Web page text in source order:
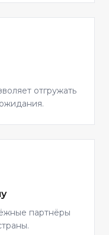
отгружать
партнёры